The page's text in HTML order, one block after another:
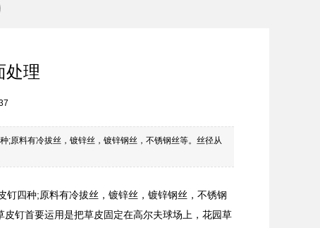
处理
;原料有冷拔丝，镀锌丝，镀锌钢丝，不锈钢丝等。丝径从
钉四种;原料有冷拔丝，镀锌丝，镀锌钢丝，不锈钢
钉首要运用是把草皮固定在高尔夫球场上，花园草